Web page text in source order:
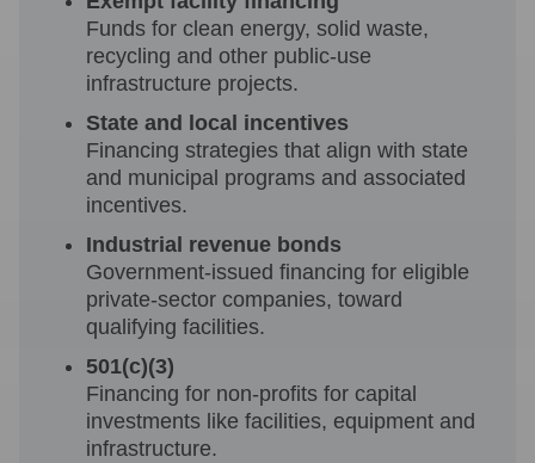
Funds for clean energy, solid waste,
recycling and other public-use
infrastructure projects.
State and local incentives
Financing strategies that align with state
and municipal programs and associated
incentives.
Industrial revenue bonds
Government-issued financing for eligible
private-sector companies, toward
qualifying facilities.
501(c)(3)
Financing for non-profits for capital
investments like facilities, equipment and
infrastructure.